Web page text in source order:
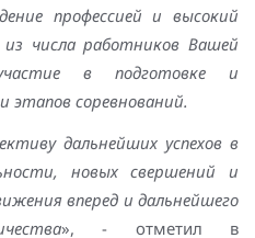
профессией и высокий
из числа работников Вашей
в подготовке и
этапов соревнований.
дальнейших успехов в
новых свершений и
вперед и дальнейшего
», - отметил в